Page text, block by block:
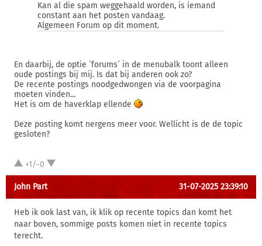
Kan al die spam weggehaald worden, is iemand
constant aan het posten vandaag.
Algemeen Forum op dit moment.
En daarbij, de optie ´forums´ in de menubalk toont alleen
oude postings bij mij. Is dat bij anderen ook zo?
De recente postings noodgedwongen via de voorpagina
moeten vinden...
Het is om de haverklap ellende
Deze posting komt nergens meer voor. Wellicht is de de topic
gesloten?
+1/-0
John Part 31-07-2025 23:39:10
Heb ik ook last van, ik klik op recente topics dan komt het
naar boven, sommige posts komen niet in recente topics
terecht.